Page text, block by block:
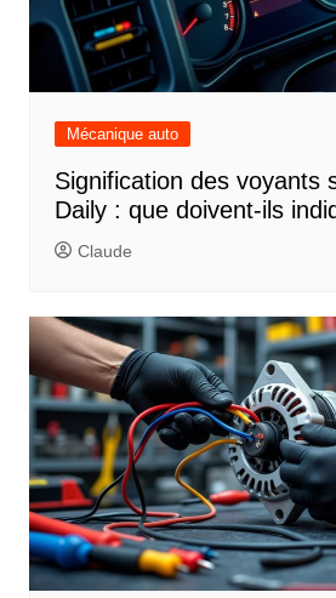
Mécanique auto
Signification des voyants
Daily : que doivent-ils
Claude